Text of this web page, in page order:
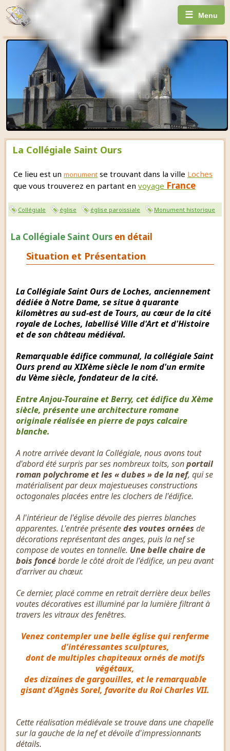
☰ Menu
La Collégiale Saint Ours
Ce lieu est un monument se trouvant dans la ville Loches
que vous trouverez en partant en voyage France
Collégiale église église paroissiale Monument historique
La Collégiale Saint Ours en détail
Situation et Présentation
La Collégiale Saint Ours de Loches, anciennement
dédiée à Notre Dame, se situe à quarante
kilomètres au sud-est de Tours, au cœur de la cité
royale de Loches, labellisé Ville d'Art et d'Histoire
et de son château médiéval.
Remarquable édifice communal, la collégiale Saint
Ours prend au XIXème siècle le nom d'un ermite
du Vème siècle, fondateur de la cité.
Entre Anjou-Touraine et Berry, cet édifice du Xème
siècle, présente une architecture romane
originale réalisée en pierre de pays calcaire
blanche.
A notre arrivée devant la Collégiale, nous avons tout
d'abord été surpris par ses nombreux toits, sonportail
roman polychrome et les « dubes » de la nef, qui se
matérialisent par deux majestueuses constructions
octogonales placées entre les clochers de l'édifice.
A l'intérieur de l'église dévoile des pierres blanches
apparentes. L'entrée présentedes voutes ornées de
décorations représentant des anges, puis la nef se
compose de voutes en tonnelle. Une belle chaire de
bois foncéborde le côté droit de l'édifice, un peu avant
d'arriver au chœur.
Ce dernier, placé comme en retrait derrière deux belles
voutes décoratives est illuminé par la lumière filtrant à
travers les vitraux des fenêtres.
Venez contempler une belle église qui renferme
d'intéressantes sculptures,
dont de multiples chapiteaux ornés de motifs
végétaux,
des dizaines de gargouilles, et le remarquable
gisant d'Agnès Sorel, favorite du Roi Charles VII.
Cette réalisation médiévale se trouve dans une chapelle
sur la gauche de la nef et dévoile d'impressionnants
détails.